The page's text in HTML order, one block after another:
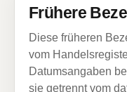
Frühere
Diese früheren
vom
Datumsangaben
sie getrennt vom